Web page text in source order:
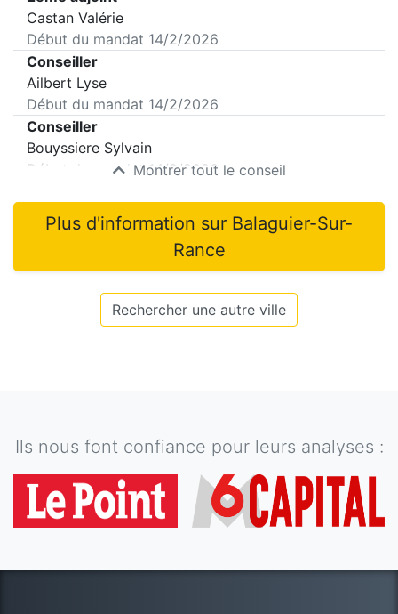
Castan Valérie
Début du mandat 14/2/2026
Conseiller
Ailbert Lyse
Début du mandat 14/2/2026
Conseiller
Bouyssiere Sylvain
Début du mandat14/2/2026
Montrer tout le conseil
Plus d'information sur Balaguier-Sur-
Rance
Rechercher une autre ville
Ils nous font confiance pour leurs analyses :